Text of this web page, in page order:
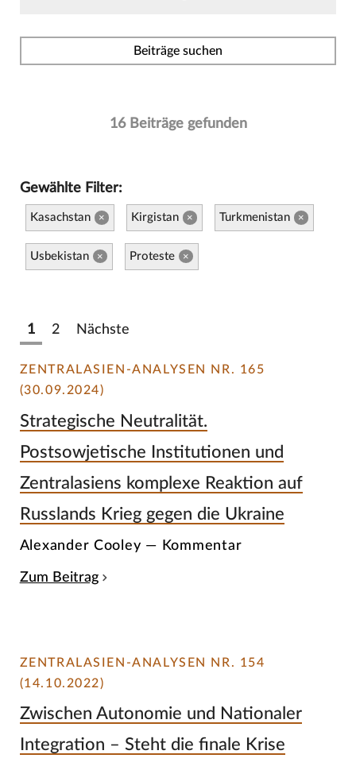
Beiträge suchen
16 Beiträge gefunden
Gewählte Filter:
Kasachstan × Kirgistan × Turkmenistan ×
Usbekistan × Proteste ×
1 2 Nächste
ZENTRALASIEN-ANALYSEN NR. 165
(30.09.2024)
Strategische Neutralität.
Postsowjetische Institutionen und
Zentralasiens komplexe Reaktion auf
Russlands Krieg gegen die Ukraine
Alexander Cooley — Kommentar
Zum Beitrag
ZENTRALASIEN-ANALYSEN NR. 154
(14.10.2022)
Zwischen Autonomie und Nationaler
Integration – Steht die finale Krise